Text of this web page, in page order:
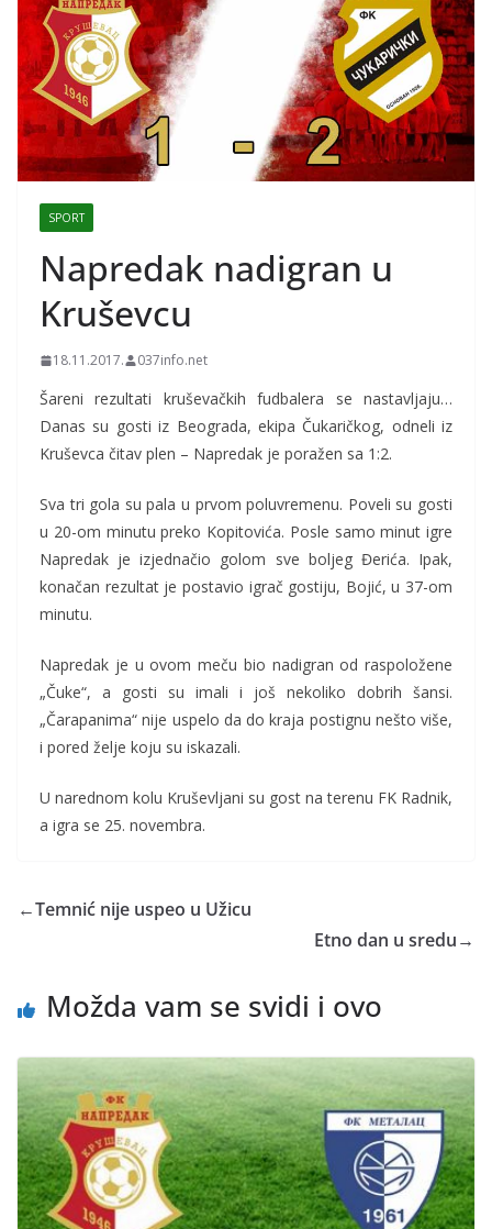
SPORT
Napredak nadigran u
Kruševcu
18.11.2017. 037info.net
Šareni rezultati kruševačkih fudbalera se nastavljaju…
Danas su gosti iz Beograda, ekipa Čukaričkog, odneli iz
Kruševca čitav plen – Napredak je poražen sa 1:2.
Sva tri gola su pala u prvom poluvremenu. Poveli su gosti
u 20-om minutu preko Kopitovića. Posle samo minut igre
Napredak je izjednačio golom sve boljeg Đerića. Ipak,
konačan rezultat je postavio igrač gostiju, Bojić, u 37-om
minutu.
Napredak je u ovom meču bio nadigran od raspoložene
„Čuke“, a gosti su imali i još nekoliko dobrih šansi.
„Čarapanima“ nije uspelo da do kraja postignu nešto više,
i pored želje koju su iskazali.
U narednom kolu Kruševljani su gost na terenu FK Radnik,
a igra se 25. novembra.
←Temnić nije uspeo u Užicu
Etno dan u sredu→
Možda vam se svidi i ovo